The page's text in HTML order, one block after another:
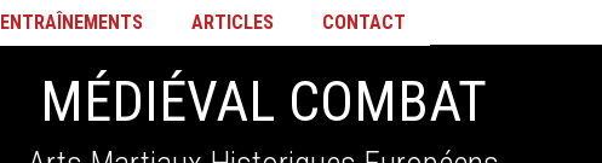
ENTRAÎNEMENTS ARTICLES CONTACT
MÉDIÉVAL COMBAT